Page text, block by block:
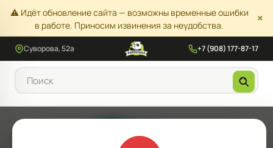
⚠️ Идёт обновление сайта — возможны временные ошибки
в работе. Приносим извинения за неудобства.
×
Суворова, 52а +7 (908) 177-87-17